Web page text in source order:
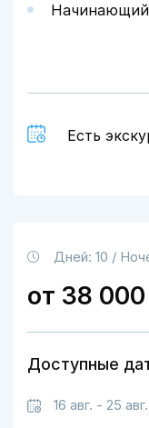
Начинающий
Есть
Дней: 10 /
от 38
Доступные
16 авг. - 25